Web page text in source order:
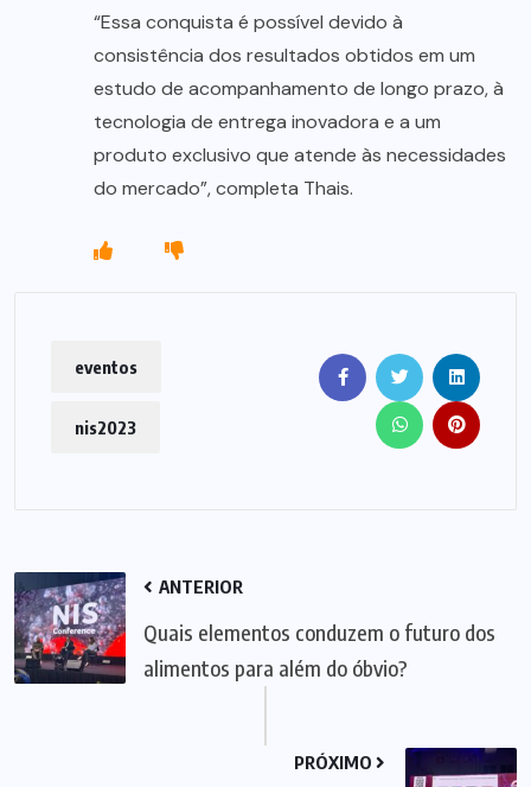
“Essa conquista é possível devido à
consistência dos resultados obtidos em um
estudo de acompanhamento de longo prazo, à
tecnologia de entrega inovadora e a um
produto exclusivo que atende às necessidades
do mercado”, completa Thais.
eventos
nis2023
ANTERIOR
Quais elementos conduzem o futuro dos
alimentos para além do óbvio?
PRÓXIMO